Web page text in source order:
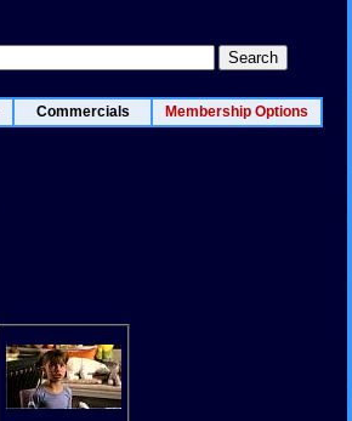
Commercials Membership Options